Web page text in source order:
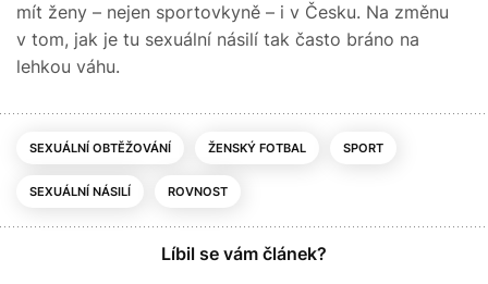
mít ženy – nejen sportovkyně – i v Česku. Na změnu
v tom, jak je tu sexuální násilí tak často bráno na
lehkou váhu.
SEXUÁLNÍ OBTĚŽOVÁNÍ ŽENSKÝ FOTBAL SPORT
SEXUÁLNÍ NÁSILÍ ROVNOST
Líbil se vám článek?